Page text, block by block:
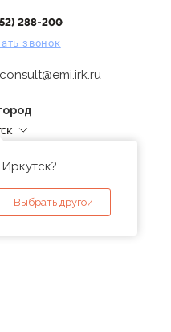
288-200
звонок
Выбрать другой